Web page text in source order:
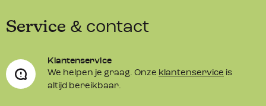
Service & contact
Klantenservice
We helpen je graag. Onze klantenservice is
altijd bereikbaar.